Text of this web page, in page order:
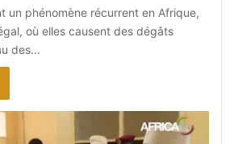
un phénomène récurrent en Afrique,
où elles causent des dégâts
des…